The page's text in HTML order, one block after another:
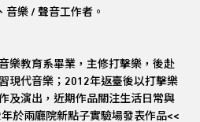
音樂 / 聲音工作者。
樂教育系畢業，主修打擊樂，後赴
現代音樂；2012年返臺後以打擊樂
及演出，近期作品關注生活日常與
於兩廳院新點子實驗場發表作品<<